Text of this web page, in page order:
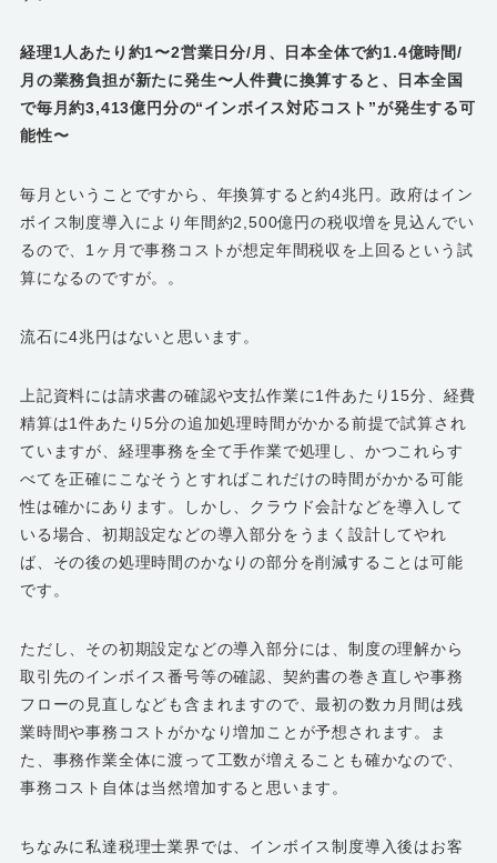
経理1人あたり約1〜2営業日分/月、日本全体で約1.4億時間/
月の業務負担が新たに発生〜人件費に換算すると、日本全国
で毎月約3,413億円分の“インボイス対応コスト”が発生する可
能性〜
毎月ということですから、年換算すると約4兆円。政府はイン
ボイス制度導入により年間約2,500億円の税収増を見込んでい
るので、1ヶ月で事務コストが想定年間税収を上回るという試
算になるのですが。。
流石に4兆円はないと思います。
上記資料には請求書の確認や支払作業に1件あたり15分、経費
精算は1件あたり5分の追加処理時間がかかる前提で試算され
ていますが、経理事務を全て手作業で処理し、かつこれらす
べてを正確にこなそうとすればこれだけの時間がかかる可能
性は確かにあります。しかし、クラウド会計などを導入して
いる場合、初期設定などの導入部分をうまく設計してやれ
ば、その後の処理時間のかなりの部分を削減することは可能
です。
ただし、その初期設定などの導入部分には、制度の理解から
取引先のインボイス番号等の確認、契約書の巻き直しや事務
フローの見直しなども含まれますので、最初の数カ月間は残
業時間や事務コストがかなり増加ことが予想されます。ま
た、事務作業全体に渡って工数が増えることも確かなので、
事務コスト自体は当然増加すると思います。
ちなみに私達税理士業界では、インボイス制度導入後はお客